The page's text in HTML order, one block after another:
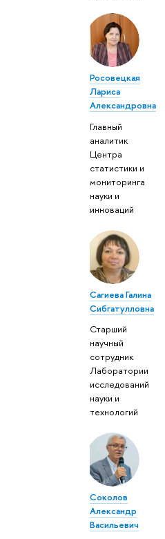
Росовецкая
Лариса
Александровна
Главный
аналитик
Центра
статистики и
мониторинга
науки и
инноваций
Сагиева Галина
Сибгатулловна
Старший
научный
сотрудник
Лаборатории
исследований
науки и
технологий
Соколов
Александр
Васильевич